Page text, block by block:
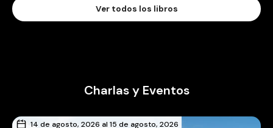
Ver todos los libros
Charlas y Eventos
14 de agosto, 2026 al 15 de agosto, 2026